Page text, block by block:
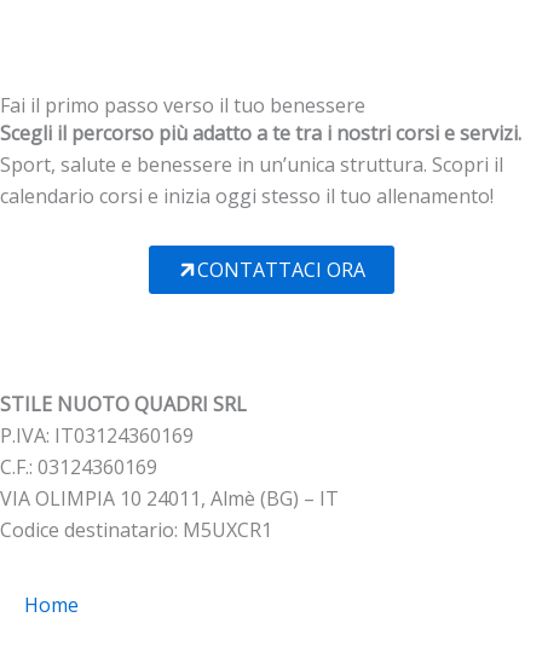
Fai il primo passo verso il tuo benessere
Scegli il percorso più adatto a te tra i nostri corsi e servizi.
Sport, salute e benessere in un’unica struttura. Scopri il
calendario corsi e inizia oggi stesso il tuo allenamento!
CONTATTACI ORA
STILE NUOTO QUADRI SRL
P.IVA: IT03124360169
C.F.: 03124360169
VIA OLIMPIA 10 24011, Almè (BG) – IT
Codice destinatario: M5UXCR1
Home